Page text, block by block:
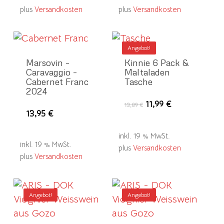
plus Versandkosten
plus Versandkosten
Marsovin –
Caravaggio –
Cabernet Franc
2024
13,95€
inkl. 19 % MwSt.
plus Versandkosten
Angebot!
Kinnie 6 Pack &
Maltaladen
Tasche
13,89€ Ursprünglicher
13,89 €
11,99€Aktueller
inkl. 19 % MwSt.
plus Versandkosten
Angebot! Angebot!